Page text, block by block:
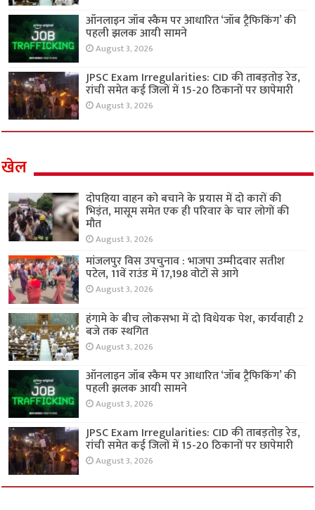
ऑनलाइन जॉब स्कैम पर आधारित ‘जॉब ट्रैफिकिंग’ की
पहली झलक आयी सामने
August 3, 2026
JPSC Exam Irregularities: CID की ताबड़तोड़ रेड,
रांची समेत कई जिलों में 15-20 ठिकानों पर छापेमारी
August 3, 2026
खेल
दोपहिया वाहन को बचाने के प्रयास में दो कारों की
भिड़ंत, मासूम समेत एक ही परिवार के चार लोगों की
मौत
August 3, 2026
मांजलपुर विस उपचुनाव : भाजपा उम्मीदवार सतीश
पटेल, 11वें राउंड में 17,198 वोटों से आगे
August 3, 2026
हंगामे के बीच लोकसभा में दो विधेयक पेश, कार्यवाही 2
बजे तक स्थगित
August 3, 2026
ऑनलाइन जॉब स्कैम पर आधारित ‘जॉब ट्रैफिकिंग’ की
पहली झलक आयी सामने
August 3, 2026
JPSC Exam Irregularities: CID की ताबड़तोड़ रेड,
रांची समेत कई जिलों में 15-20 ठिकानों पर छापेमारी
August 3, 2026